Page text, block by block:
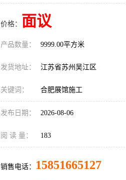
价格： 面议
产品数量： 9999.00平方米
发货地址： 江苏省苏州吴江区
关键词： 合肥展馆施工
发布日期： 2026-08-06
阅 读 量： 183
销售电话： 15851665127